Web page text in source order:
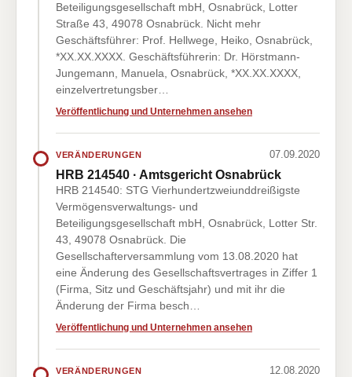
Beteiligungsgesellschaft mbH, Osnabrück, Lotter
Straße 43, 49078 Osnabrück. Nicht mehr
Geschäftsführer: Prof. Hellwege, Heiko, Osnabrück,
*XX.XX.XXXX. Geschäftsführerin: Dr. Hörstmann-
Jungemann, Manuela, Osnabrück, *XX.XX.XXXX,
einzelvertretungsber…
Veröffentlichung und Unternehmen ansehen
VERÄNDERUNGEN 07.09.2020
HRB 214540 · Amtsgericht Osnabrück
HRB 214540: STG Vierhundertzweiunddreißigste
Vermögensverwaltungs- und
Beteiligungsgesellschaft mbH, Osnabrück, Lotter Str.
43, 49078 Osnabrück. Die
Gesellschafterversammlung vom 13.08.2020 hat
eine Änderung des Gesellschaftsvertrages in Ziffer 1
(Firma, Sitz und Geschäftsjahr) und mit ihr die
Änderung der Firma besch…
Veröffentlichung und Unternehmen ansehen
VERÄNDERUNGEN 12.08.2020